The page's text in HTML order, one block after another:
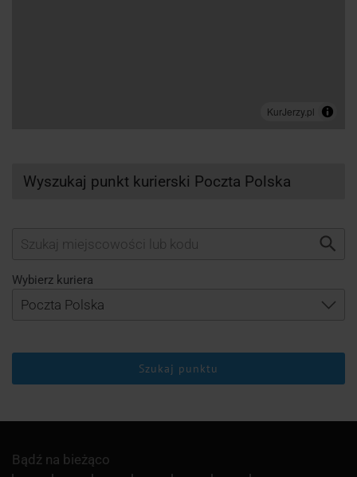
Wyszukaj punkt kurierski Poczta Polska
Wybierz kuriera
Szukaj punktu
Bądź na bieżąco